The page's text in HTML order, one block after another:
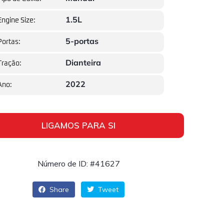
Size: 1.5L
5-portas
Dianteira
2022
LIGAMOS PARA SI
Número de ID: #41627
Share Tweet